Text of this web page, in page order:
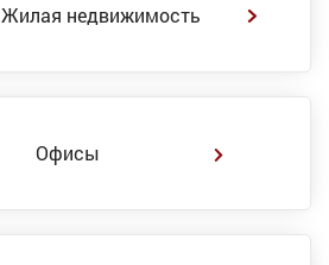
Жилая недвижимость
Офисы